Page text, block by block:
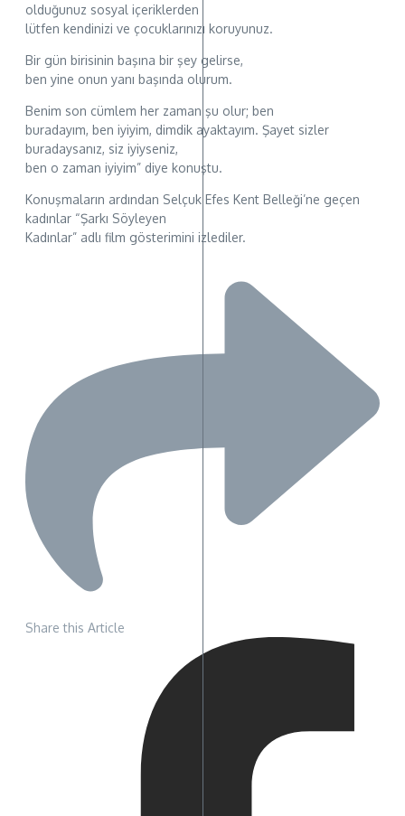
olduğunuz sosyal içeriklerden
lütfen kendinizi ve çocuklarınızı koruyunuz.
Bir gün birisinin başına bir şey gelirse,
ben yine onun yanı başında olurum.
Benim son cümlem her zaman şu olur; ben
buradayım, ben iyiyim, dimdik ayaktayım. Şayet sizler
buradaysanız, siz iyiyseniz,
ben o zaman iyiyim” diye konuştu.
Konuşmaların ardından Selçuk Efes Kent Belleği’ne geçen
kadınlar “Şarkı Söyleyen
Kadınlar” adlı film gösterimini izlediler.
Share this Article